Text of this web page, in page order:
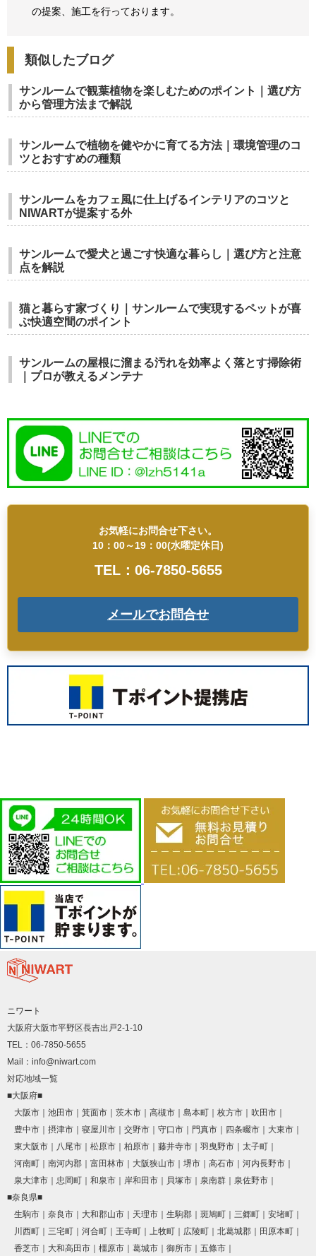
の提案、 施工を行っております。
類似したブログ
サンルームで観葉植物を楽しむためのポイント｜選び方
から管理方法まで解説
サンルームで植物を健やかに育てる方法｜環境管理のコ
ツとおすすめの種類
サンルームをカフェ風に仕上げるインテリアのコツと
NIWARTが提案する外
サンルームで愛犬と過ごす快適な暮らし｜選び方と注意
点を解説
猫と暮らす家づくり｜サンルームで実現するペットが喜
ぶ快適空間のポイント
サンルームの屋根に溜まる汚れを効率よく落とす掃除術
｜プロが教えるメンテナ
お気軽にお問合せ下さい。
10：00～19：00(水曜定休日)
TEL：06-7850-5655
メールでお問合せ
ニワート
大阪府大阪市平野区長吉出戸2-1-10
TEL：06-7850-5655
Mail：info@niwart.com
対応地域一覧
■大阪府■
大阪市
池田市 箕面市 茨木市 高槻市 島本町 枚方市
吹田市
豊中市
摂津市 寝屋川市 交野市 守口市 門真市 四条畷市
大東市
東大阪市
八尾市 松原市 柏原市 藤井寺市 羽曳野市
太子町
河南町
南河内郡 富田林市 大阪狭山市 堺市 高石市
河内長野市
泉大津市
忠岡町 和泉市 岸和田市 貝塚市 泉南群
泉佐野市
■奈良県■
生駒市
奈良市 大和郡山市 天理市 生駒郡 斑鳩町 三郷町
安堵町
川西町
三宅町 河合町 王寺町 上牧町 広陵町 北葛城郡
田原本町
香芝市
大和高田市 橿原市 葛城市 御所市 五條市